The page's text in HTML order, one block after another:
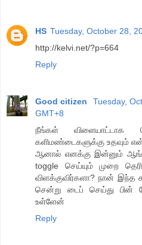
HS Tuesday, October 28,
http://kelvi.net/?p=664
Reply
Good citizen
Tuesday,
GMT+8
நீங்கள்
களிமண்டைகளுக்கு உதவும்
ஆனால் எனக்கு இன்னும்
toggle செய்யும் முறை
விளக்குவிர்களா? நான் இந்த
சென்று டைப் செய்து பின்
உள்ளேன்
Reply